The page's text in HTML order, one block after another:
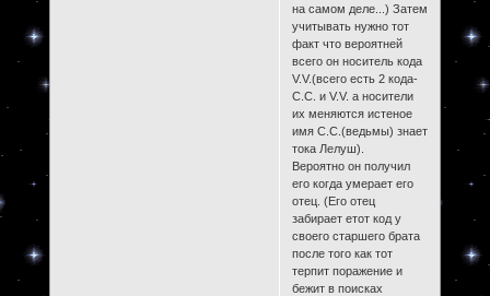
на самом деле...) Затем
учитывать нужно тот
факт что вероятней
всего он носитель кода
V.V.(всего есть 2 кода-
С.С. и V.V. а носители
их меняются истеное
имя С.С.(ведьмы) знает
тока Лелуш).
Вероятно он получил
его когда умерает его
отец. (Его отец
забирает етот код у
своего старшего брата
после того как тот
терпит поражение и
бежит в поисках